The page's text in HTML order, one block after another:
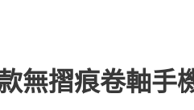
無摺痕卷軸